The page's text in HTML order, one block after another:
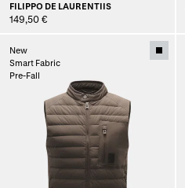
FILIPPO DE LAURENTIIS
149,50 €
New
Smart Fabric
Pre-Fall